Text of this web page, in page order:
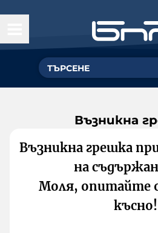
Възникна
Възникна грешка
на
Моля, опитайте
късно!